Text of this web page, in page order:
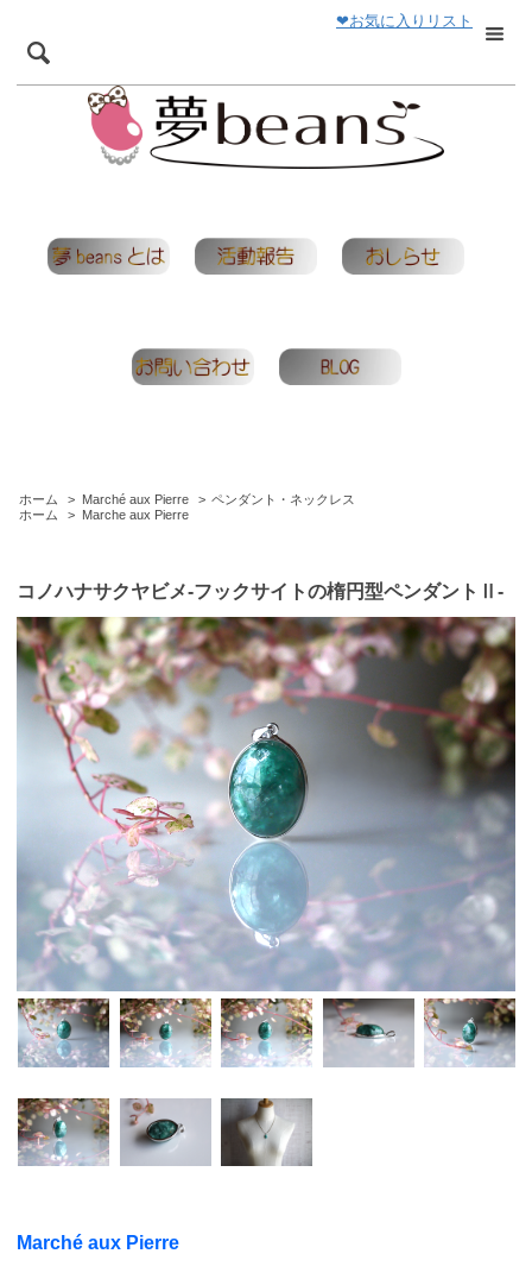
❤お気に入りリスト
ホーム > Marché aux Pierre > ペンダント・ネックレス
ホーム
> Marche aux Pierre
コノハナサクヤビメ-フックサイトの楕円型ペンダントⅡ-
Marché aux Pierre